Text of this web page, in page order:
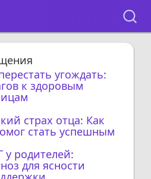
угождать:
к здоровым
страх отца: Как
стать успешным
у родителей:
для ясности